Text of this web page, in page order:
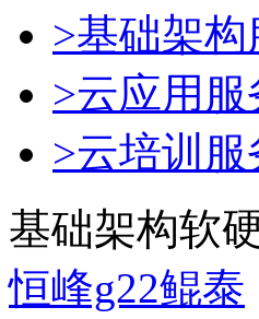
>基础架构
>云应用服
>云培训服
基础架构软
恒峰g22鲲泰